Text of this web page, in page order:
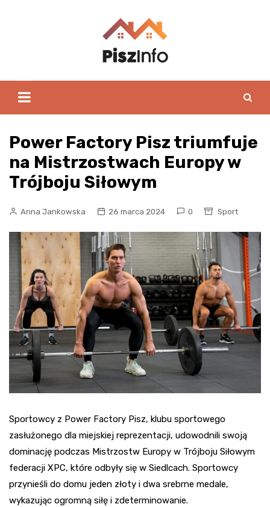
Power Factory Pisz triumfuje
na Mistrzostwach Europy w
Trójboju Siłowym
Anna Jankowska 26 marca 2024 0 Sport
Sportowcy z Power Factory Pisz, klubu sportowego
zasłużonego dla miejskiej reprezentacji, udowodnili swoją
dominację podczas Mistrzostw Europy w Trójboju Siłowym
federacji XPC, które odbyły się w Siedlcach. Sportowcy
przynieśli do domu jeden złoty i dwa srebrne medale,
wykazując ogromną siłę i zdeterminowanie.